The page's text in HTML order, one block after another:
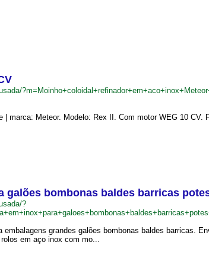
| marca: Meteor. Modelo: Rex II. Com motor WEG 10 CV.
galões bombonas baldes barricas
?
grandes galões bombonas baldes barricas.
em aço inox com mo...